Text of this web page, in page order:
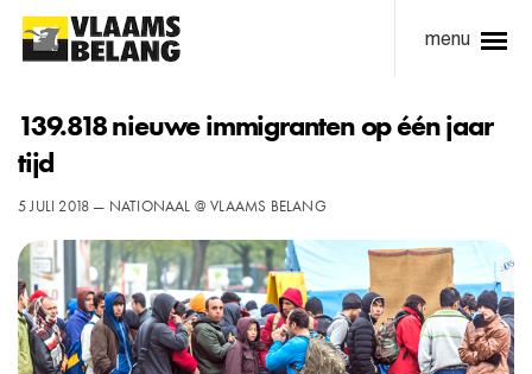
menu
139.818 nieuwe immigranten op één jaar
tijd
5 JULI 2018 — NATIONAAL @ VLAAMS BELANG